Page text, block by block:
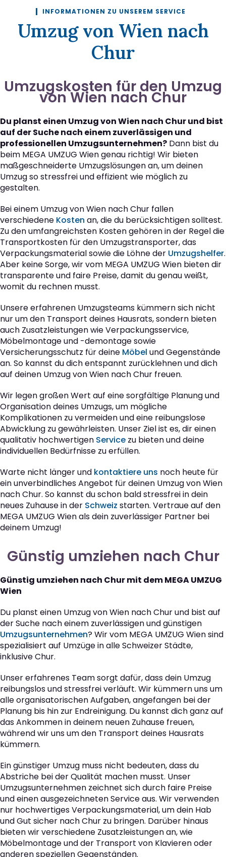
INFORMATIONEN ZU UNSEREM SERVICE
Umzug von Wien nach
Chur
Umzugskosten für den Umzug
von Wien nach Chur
Du planst einen Umzug von Wien nach Chur und bist
auf der Suche nach einem zuverlässigen und
professionellen Umzugsunternehmen? Dann bist du
beim MEGA UMZUG Wien genau richtig! Wir bieten
maßgeschneiderte Umzugslösungen an, um deinen
Umzug so stressfrei und effizient wie möglich zu
gestalten.
Bei einem Umzug von Wien nach Chur fallen
verschiedene Kosten an, die du berücksichtigen solltest.
Zu den umfangreichsten Kosten gehören in der Regel die
Transportkosten für den Umzugstransporter, das
Verpackungsmaterial sowie die Löhne der Umzugshelfer.
Aber keine Sorge, wir vom MEGA UMZUG Wien bieten dir
transparente und faire Preise, damit du genau weißt,
womit du rechnen musst.
Unsere erfahrenen Umzugsteams kümmern sich nicht
nur um den Transport deines Hausrats, sondern bieten
auch Zusatzleistungen wie Verpackungsservice,
Möbelmontage und -demontage sowie
Versicherungsschutz für deine Möbel und Gegenstände
an. So kannst du dich entspannt zurücklehnen und dich
auf deinen Umzug von Wien nach Chur freuen.
Wir legen großen Wert auf eine sorgfältige Planung und
Organisation deines Umzugs, um mögliche
Komplikationen zu vermeiden und eine reibungslose
Abwicklung zu gewährleisten. Unser Ziel ist es, dir einen
qualitativ hochwertigen Service zu bieten und deine
individuellen Bedürfnisse zu erfüllen.
Warte nicht länger und kontaktiere uns noch heute für
ein unverbindliches Angebot für deinen Umzug von Wien
nach Chur. So kannst du schon bald stressfrei in dein
neues Zuhause in der Schweiz starten. Vertraue auf den
MEGA UMZUG Wien als dein zuverlässiger Partner bei
deinem Umzug!
Günstig umziehen nach Chur
Günstig umziehen nach Chur mit dem MEGA UMZUG
Wien
Du planst einen Umzug von Wien nach Chur und bist auf
der Suche nach einem zuverlässigen und günstigen
Umzugsunternehmen? Wir vom MEGA UMZUG Wien sind
spezialisiert auf Umzüge in alle Schweizer Städte,
inklusive Chur.
Unser erfahrenes Team sorgt dafür, dass dein Umzug
reibungslos und stressfrei verläuft. Wir kümmern uns um
alle organisatorischen Aufgaben, angefangen bei der
Planung bis hin zur Endreinigung. Du kannst dich ganz auf
das Ankommen in deinem neuen Zuhause freuen,
während wir uns um den Transport deines Hausrats
kümmern.
Ein günstiger Umzug muss nicht bedeuten, dass du
Abstriche bei der Qualität machen musst. Unser
Umzugsunternehmen zeichnet sich durch faire Preise
und einen ausgezeichneten Service aus. Wir verwenden
nur hochwertiges Verpackungsmaterial, um dein Hab
und Gut sicher nach Chur zu bringen. Darüber hinaus
bieten wir verschiedene Zusatzleistungen an, wie
Möbelmontage und der Transport von Klavieren oder
anderen speziellen Gegenständen.